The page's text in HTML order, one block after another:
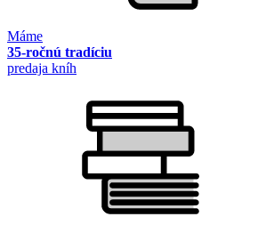
Máme
35-ročnú tradíciu
predaja kníh